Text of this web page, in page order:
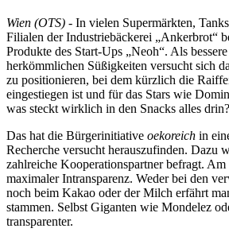
Wien (OTS) - In vielen Supermärkten,
Filialen der Industriebäckerei „Ankerbrot“
Produkte des Start-Ups „Neoh“. Als
herkömmlichen Süßigkeiten versucht sich
zu positionieren, bei dem kürzlich die
eingestiegen ist und für das Stars wie
was steckt wirklich in den Snacks alles drin?
Das hat die Bürgerinitiative oekoreich in
Recherche versucht herauszufinden. Dazu
zahlreiche Kooperationspartner befragt.
maximaler Intransparenz. Weder bei den
noch beim Kakao oder der Milch erfährt
stammen. Selbst Giganten wie Mondelez
transparenter.